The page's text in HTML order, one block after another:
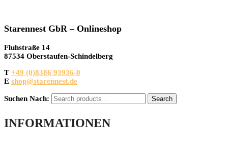
Starennest GbR – Onlineshop
Fluhstraße 14
87534 Oberstaufen-Schindelberg
T +49 (0)8386 93936-0
E shop@starennest.de
Suchen Nach: Search
INFORMATIONEN